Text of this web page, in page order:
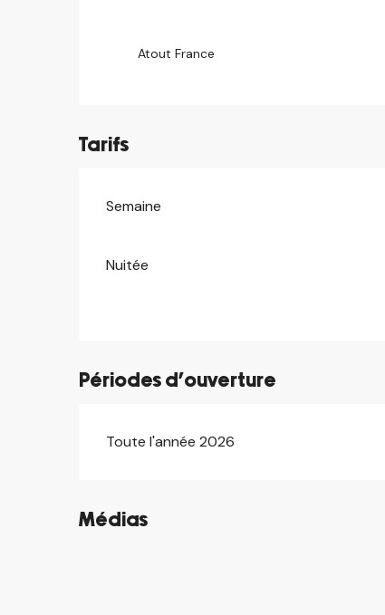
Atout France
Tarifs
Tarifs 2026
Semaine
Nuitée
Périodes d'ouverture
Toute l'année 2026
Médias
©